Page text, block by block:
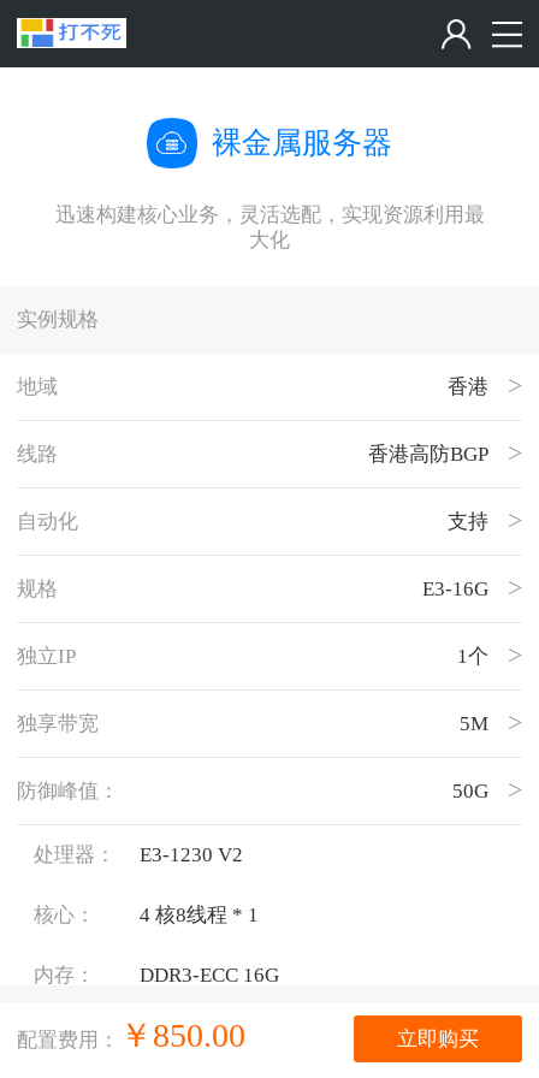
配置费用： ￥ 850.00 立即购买
裸金属服务器
迅速构建核心业务，灵活选配，实现资源利用最
大化
实例规格
地域 香港
线路 香港高防BGP
自动化 支持
规格 E3-16G
独立IP 1个
独享带宽 5M
防御峰值： 50G
处理器： E3-1230 V2
核心： 4 核8线程 * 1
内存： DDR3-ECC 16G
硬盘： SSD 250GB *1